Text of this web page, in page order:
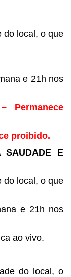
do local, o que
e 21h nos
Permanece
proibido.
SAUDADE E
do local, o que
e 21h nos
ao vivo.
do local, o